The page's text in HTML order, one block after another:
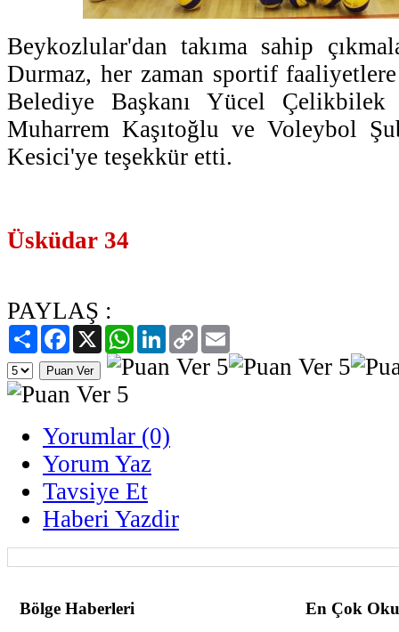
Beykozlular'dan takıma sahip
Durmaz, her zaman sportif
Belediye Başkanı Yücel
Muharrem Kaşıtoğlu ve Voleybol
Kesici'ye teşekkür etti.
Üsküdar 34
PAYLAŞ :
PaylaşFacebook
X WhatsAppLinkedIn
Copy
Link
Yorumlar (0)
Yorum Yaz
Tavsiye Et
Haberi Yazdir
Bölge Haberleri En Çok